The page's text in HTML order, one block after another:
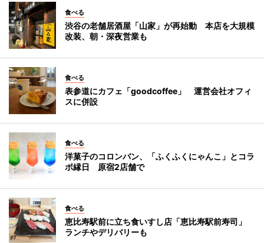
食べる
渋谷の老舗居酒屋「山家」が再始動 本店を大規模
改装、朝・深夜営業も
食べる
表参道にカフェ「goodcoffee」 運営会社オフィ
スに併設
食べる
洋菓子のコロンバン、「ふくふくにゃんこ」とコラ
ボ縁日 原宿2店舗で
食べる
恵比寿駅前に立ち食いすし店「恵比寿駅前寿司」
ランチやデリバリーも